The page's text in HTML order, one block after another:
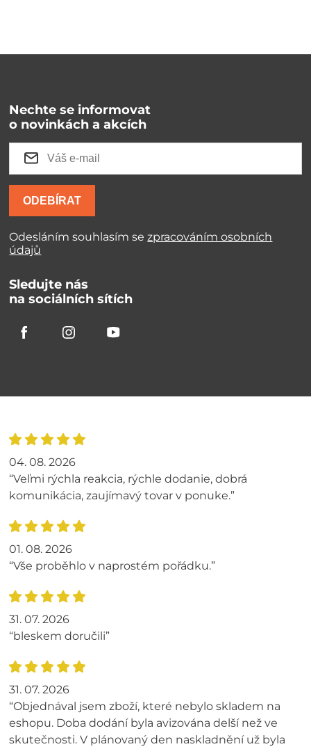
Nechte se informovat
o novinkách a akcích
ODEBÍRAT
Odesláním souhlasím sezpracováním osobních
údajů
Sledujte nás
na sociálních sítích
04. 08. 2026
“Veľmi rýchla reakcia, rýchle dodanie, dobrá
komunikácia, zaujímavý tovar v ponuke.”
01. 08. 2026
“Vše proběhlo v naprostém pořádku.”
31. 07. 2026
“bleskem doručili”
31. 07. 2026
“Objednával jsem zboží, které nebylo skladem na
eshopu. Doba dodání byla avizována delší než ve
skutečnosti. V plánovaný den naskladnění už byla